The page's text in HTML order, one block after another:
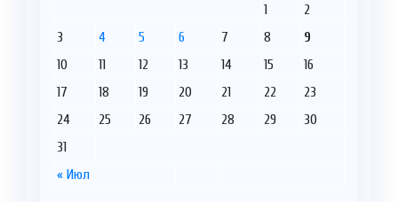
« Июл
1
2
3
4 5 6 7 8
9
10
11 12 13 14 15
16
17
18 19 20 21 22
23
24
25 26 27 28 29
30
31